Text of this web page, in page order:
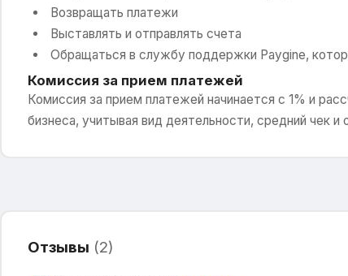
Возвращать платежи
Выставлять и отправлять счета
Обращаться в службу поддержки Paygine,
Комиссия за прием платежей
Комиссия за прием платежей начинается с 1% и
бизнеса, учитывая вид деятельности, средний чек
Отзывы (2)